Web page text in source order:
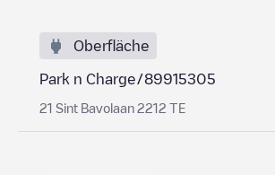
Oberfläche
Park n Charge/89915305
21 Sint Bavolaan 2212 TE